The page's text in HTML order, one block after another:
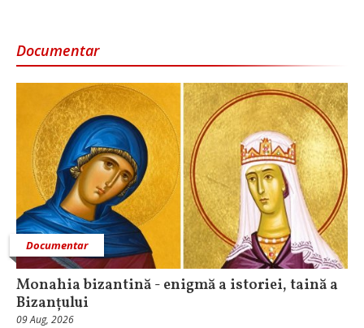
Documentar
Documentar
Monahia bizantină - enigmă a istoriei, taină a
Bizanțului
09 Aug, 2026